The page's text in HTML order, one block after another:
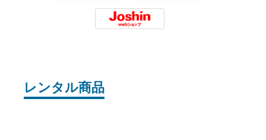
Tsutaya 7net
Joshin
レンタル商品